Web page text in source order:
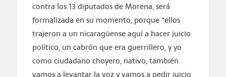
contra los 13 diputados de Morena, será
formalizada en su momento, porque “ellos
trajeron a un nicaragüense aquí a hacer juicio
político, un cabrón que era guerrillero, y yo
como ciudadano choyero, nativo, también
vamos a levantar la voz y vamos a pedir juicio